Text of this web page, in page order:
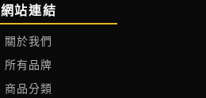
網站連結
關於我們
所有品牌
商品分類